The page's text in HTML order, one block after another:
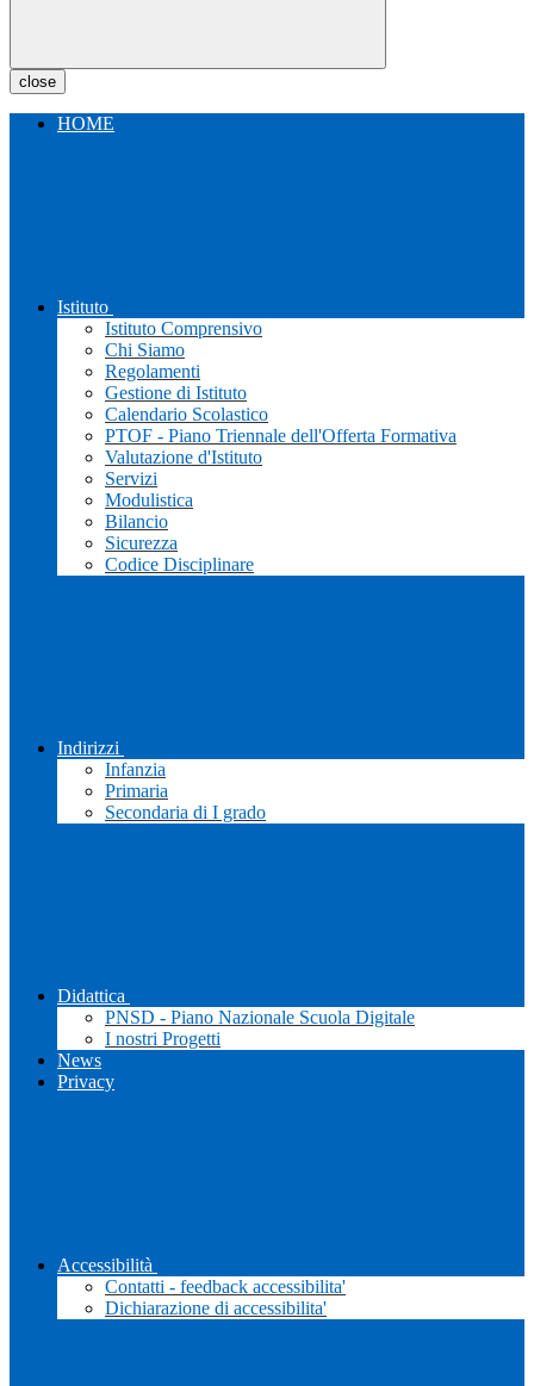
close
HOME
Istituto
Istituto Comprensivo
Chi Siamo
Regolamenti
Gestione di Istituto
Calendario Scolastico
PTOF - Piano Triennale dell'Offerta Formativa
Valutazione d'Istituto
Servizi
Modulistica
Bilancio
Sicurezza
Codice Disciplinare
Indirizzi
Infanzia
Primaria
Secondaria di I grado
Didattica
PNSD - Piano Nazionale Scuola Digitale
I nostri Progetti
News
Privacy
Accessibilità
Contatti - feedback accessibilita'
Dichiarazione di accessibilita'